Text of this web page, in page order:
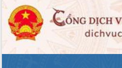
VĂN BẢN HĐND TỈNH
ĐIỂM TIN VĂN BẢN